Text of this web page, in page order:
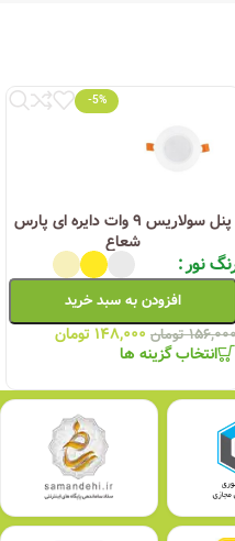
-5%
پنل سولاریس ۹ وات دایره ای پارس
شعاع
نور
افزودن به سبد خرید
تومان ۱۴۸,۰۰۰ تومان
انتخاب گزینه ها